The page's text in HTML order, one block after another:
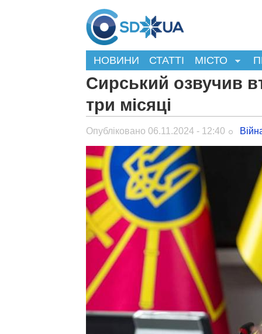
НОВИНИ СТАТТІ МІСТО
Сирський озвучив
три місяці
Опубліковано 06.11.2024 - 12:40